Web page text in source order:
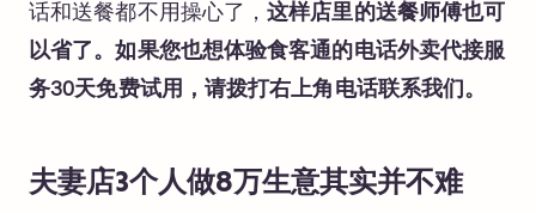
话和送餐都不用操心了，这样店里的送餐师傅也可
以省了。如果您也想体验食客通的电话外卖代接服
务30天免费试用，请拨打右上角电话联系我们。
夫妻店3个人做8万生意其实并不难